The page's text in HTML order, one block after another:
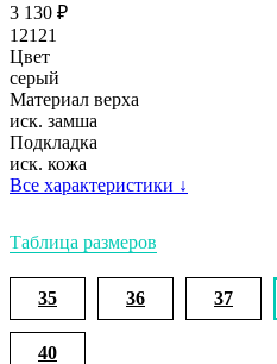
3 130 ₽
12121
Цвет
серый
Материал верха
иск. замша
Подкладка
иск. кожа
Все характеристики ↓
Таблица размеров
35 36 37
40